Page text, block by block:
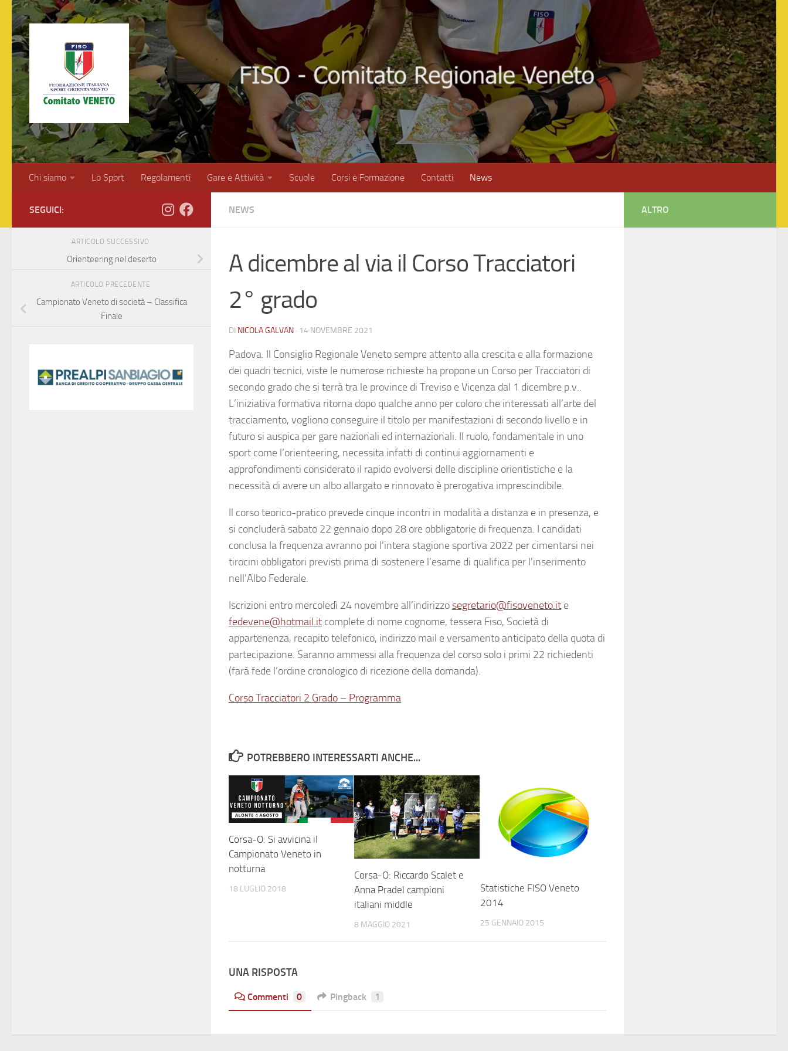
Salta al contenuto
Chi siamo Lo Sport Regolamenti Gare e Attività Scuole Corsi e Formazione Contatti News
NEWS
A dicembre al via il Corso Tracciatori
2° grado
DI NICOLA GALVAN · 14 NOVEMBRE 2021
Padova. Il Consiglio Regionale Veneto sempre attento alla crescita e alla formazione
dei quadri tecnici, viste le numerose richieste ha propone un Corso per Tracciatori di
secondo grado che si terrà tra le province di Treviso e Vicenza dal 1 dicembre p.v..
L’iniziativa formativa ritorna dopo qualche anno per coloro che interessati all’arte del
tracciamento, vogliono conseguire il titolo per manifestazioni di secondo livello e in
futuro si auspica per gare nazionali ed internazionali. Il ruolo, fondamentale in uno
sport come l’orienteering, necessita infatti di continui aggiornamenti e
approfondimenti considerato il rapido evolversi delle discipline orientistiche e la
necessità di avere un albo allargato e rinnovato è prerogativa imprescindibile.
Il corso teorico-pratico prevede cinque incontri in modalità a distanza e in presenza, e
si concluderà sabato 22 gennaio dopo 28 ore obbligatorie di frequenza. I candidati
conclusa la frequenza avranno poi l’intera stagione sportiva 2022 per cimentarsi nei
tirocini obbligatori previsti prima di sostenere l’esame di qualifica per l’inserimento
nell’Albo Federale.
Iscrizioni entro mercoledì 24 novembre all’indirizzosegretario@fisoveneto.it e
fedevene@hotmail.it complete di nome cognome, tessera Fiso, Società di
appartenenza, recapito telefonico, indirizzo mail e versamento anticipato della quota di
partecipazione. Saranno ammessi alla frequenza del corso solo i primi 22 richiedenti
(farà fede l’ordine cronologico di ricezione della domanda).
Corso Tracciatori 2 Grado – Programma
POTREBBERO INTERESSARTI ANCHE...
Corsa-O: Si avvicina il
Campionato Veneto in
notturna
18 LUGLIO 2018
Corsa-O: Riccardo Scalet e
Anna Pradel campioni
italiani middle
8 MAGGIO 2021
Statistiche FISO Veneto
2014
25 GENNAIO 2015
UNA RISPOSTA
Commenti 0 Pingback 1
SEGUICI:
ARTICOLO SUCCESSIVO
Orienteering nel deserto
ARTICOLO PRECEDENTE
Campionato Veneto di società – Classifica
Finale
ALTRO